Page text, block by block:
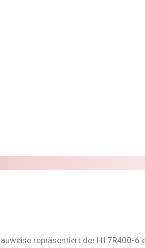
repräsentiert der H17R400-